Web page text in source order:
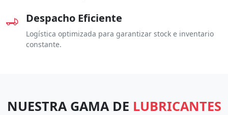
Despacho Eficiente
Logística optimizada para garantizar stock e inventario
constante.
NUESTRA GAMA DE LUBRICANTES